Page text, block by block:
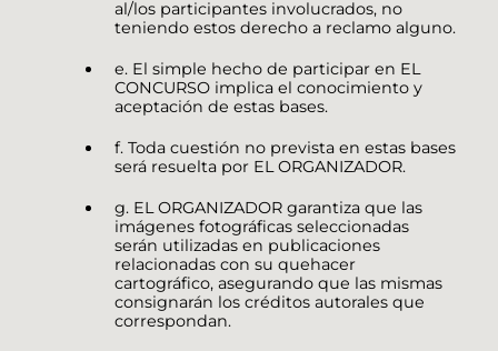
al/los participantes involucrados, no
teniendo estos derecho a reclamo alguno.
e. El simple hecho de participar en EL
CONCURSO implica el conocimiento y
aceptación de estas bases.
f. Toda cuestión no prevista en estas bases
será resuelta por EL ORGANIZADOR.
g. EL ORGANIZADOR garantiza que las
imágenes fotográficas seleccionadas
serán utilizadas en publicaciones
relacionadas con su quehacer
cartográfico, asegurando que las mismas
consignarán los créditos autorales que
correspondan.